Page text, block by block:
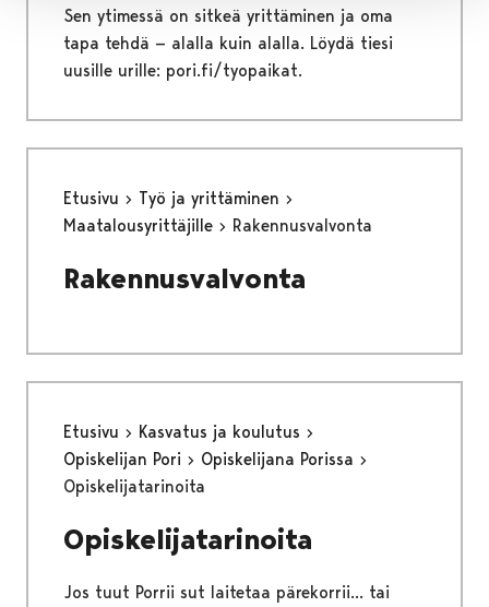
Sen ytimessä on sitkeä yrittäminen ja oma
tapa tehdä — alalla kuin alalla. Löydä tiesi
uusille urille: pori.fi/tyopaikat.
Etusivu
Työ ja yrittäminen
Maatalousyrittäjille
Rakennusvalvonta
Rakennusvalvonta
Etusivu
Kasvatus ja koulutus
Opiskelijan Pori
Opiskelijana Porissa
Opiskelijatarinoita
Opiskelijatarinoita
Jos tuut Porrii sut laitetaa pärekorrii... tai